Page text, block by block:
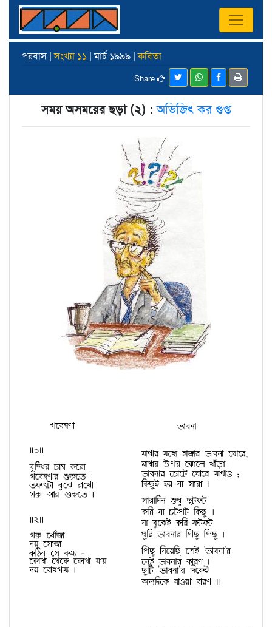
পরবাস |সংখ্যা ১১ | মার্চ ১৯৯৯ |কবিতা
Share
সময় অসময়ের ছড়া (২) :অভিজিৎ কর গুপ্ত